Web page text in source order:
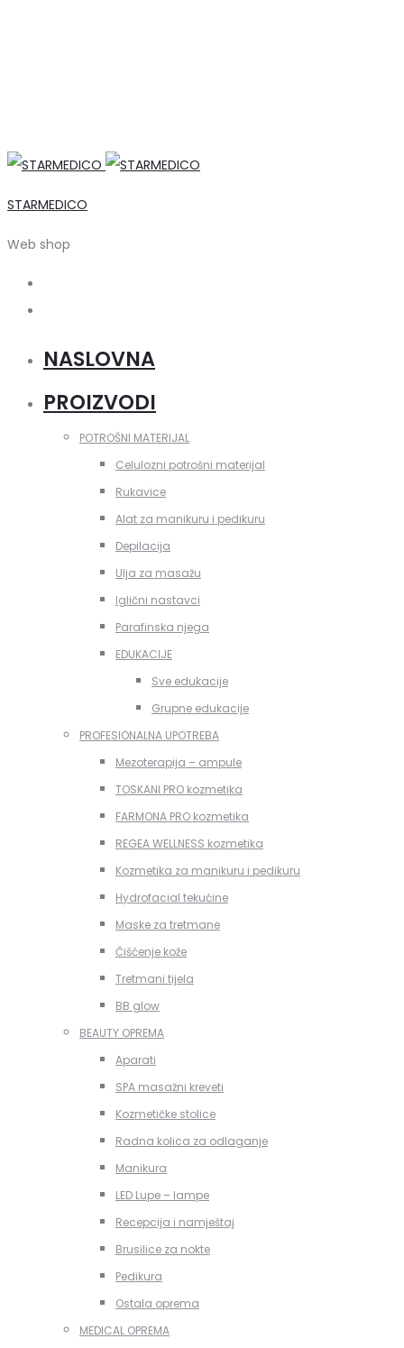
STARMEDICO
Web shop
NASLOVNA
PROIZVODI
POTROŠNI MATERIJAL
Celulozni potrošni materijal
Rukavice
Alat za manikuru i pedikuru
Depilacija
Ulja za masažu
Iglični nastavci
Parafinska njega
EDUKACIJE
Sve edukacije
Grupne edukacije
PROFESIONALNA UPOTREBA
Mezoterapija – ampule
TOSKANI PRO kozmetika
FARMONA PRO kozmetika
REGEA WELLNESS kozmetika
Kozmetika za manikuru i pedikuru
Hydrofacial tekućine
Maske za tretmane
Čišćenje kože
Tretmani tijela
BB glow
BEAUTY OPREMA
Aparati
SPA masažni kreveti
Kozmetičke stolice
Radna kolica za odlaganje
Manikura
LED Lupe – lampe
Recepcija i namještaj
Brusilice za nokte
Pedikura
Ostala oprema
MEDICAL OPREMA